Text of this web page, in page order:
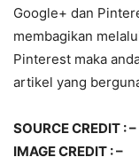
Google+ dan
membagikan
Pinterest maka
artikel yang
SOURCE CREDIT : –
IMAGE CREDIT : –